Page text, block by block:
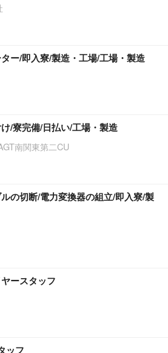
ー/即入寮/製造・工場/工場・製造
/寮完備/日払い/工場・製造
南関東第二CU
の切断/電力変換器の組立/即入寮/製
ースタッフ
ッフ